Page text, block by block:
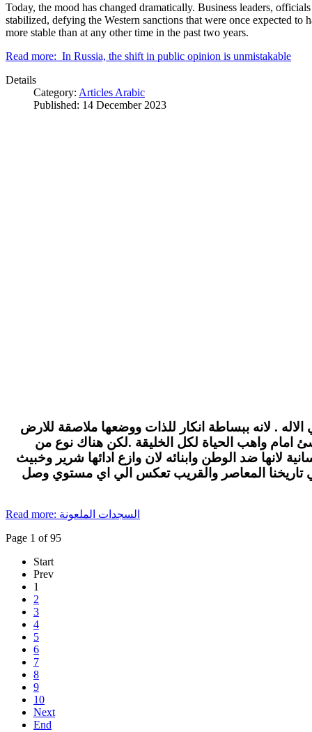
Today, the mood has changed dramatically. Business leaders,
stabilized, defying the Western sanctions that were once expected to
more stable than at any other time in the past two years.
Read more: In Russia, the shift in public opinion is unmistakable
Details
Category: Articles Arabic
Published: 14 December 2023
. لانه ببساطة انكار للذات ووضعها ملاصقة للارض
امام واهب الحياة لكل الخليقة .لكن هناك نوع من
لانها ضد الوطن وابنائه لان وازع ادائها شرير وخبيث
تاريخنا المعاصر والقريب تعكس الي اي مستوي وصل
Read more: السجدات الملعونة
Page 1 of 95
Start
Prev
1
2
3
4
5
6
7
8
9
10
Next
End